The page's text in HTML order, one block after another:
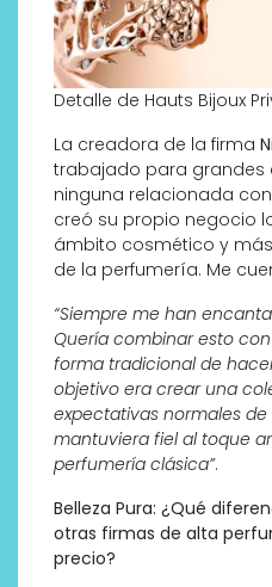
Detalle de Hauts Bijoux
La creadora de la firma
trabajado para grandes
ninguna relacionada
creó su propio negocio
ámbito cosmético y
de la perfumería. Me
“Siempre me han
Quería combinar esto
forma tradicional de
objetivo era crear una
expectativas normales
mantuviera fiel al toque
perfumería clásica”.
Belleza Pura: ¿Qué
otras firmas de alta
precio?